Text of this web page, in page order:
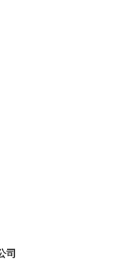
司